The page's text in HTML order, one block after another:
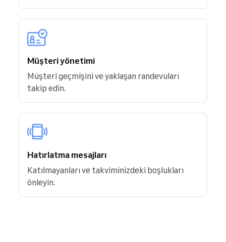
Müşteri yönetimi
Müşteri geçmişini ve yaklaşan randevuları
takip edin.
Hatırlatma mesajları
Katılmayanları ve takviminizdeki boşlukları
önleyin.